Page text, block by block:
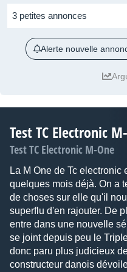
3 petites annonces
Alerte nouvelle
Test TC Electronic
Test TC Electronic M-One
La M One de Tc electronic
quelques mois déjà. On a
de choses sur elle qu'il
superflu d'en rajouter. De
entre dans une nouvelle
se joint depuis peu le
donc paru plus judicieux
constructeur danois